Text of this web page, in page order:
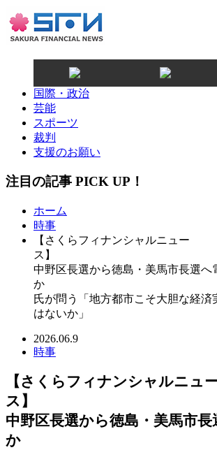
国際・政治
芸能
スポーツ
裁判
支援のお願い
注目の記事 PICK UP！
ホーム
時事
【さくらフィナンシャルニュー
ス
中野区長選から徳島・美馬市長選へ
か 秋池
氏が問う「地方都市こそ大胆な経済
はないか」
2026.06.9
時事
【さくらフィナンシャルニュ
ス
中野区長選から徳島・美馬市